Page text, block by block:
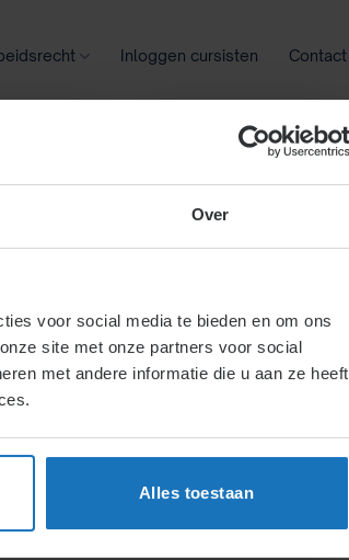
Over
voor social media te bieden en om ons
site met onze partners voor social
met andere informatie die u aan ze heeft
Alles toestaan
Inloggen cursisten Contact
Zoeken